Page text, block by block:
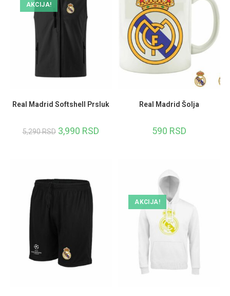
AKCIJA!
Real Madrid Softshell Prsluk
5,290RSD 3,990 RSD
Real Madrid Šolja
590 RSD
AKCIJA!